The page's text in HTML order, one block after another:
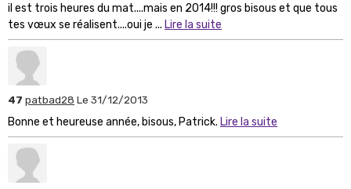
il est trois heures du mat....mais en 2014!!! gros bisous et que tous
tes vœux se réalisent....oui je ... Lire la suite
47 patbad28 Le 31/12/2013
Bonne et heureuse année, bisous, Patrick. Lire la suite